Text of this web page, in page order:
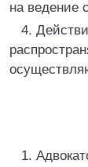
на ведение
4.
1.